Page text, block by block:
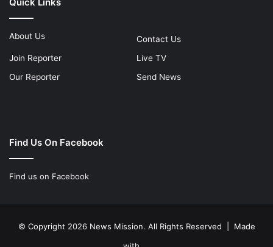
About Us
Contact Us
Join Reporter
Live TV
Our Reporter
Send News
Find Us On Facebook
Find us on Facebook
© Copyright 2026 News Mission. All Rights Reserved | Made